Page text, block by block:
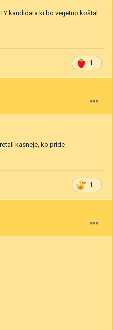
kandidata ki bo verjetno koštal
1
kasneje, ko pride
1